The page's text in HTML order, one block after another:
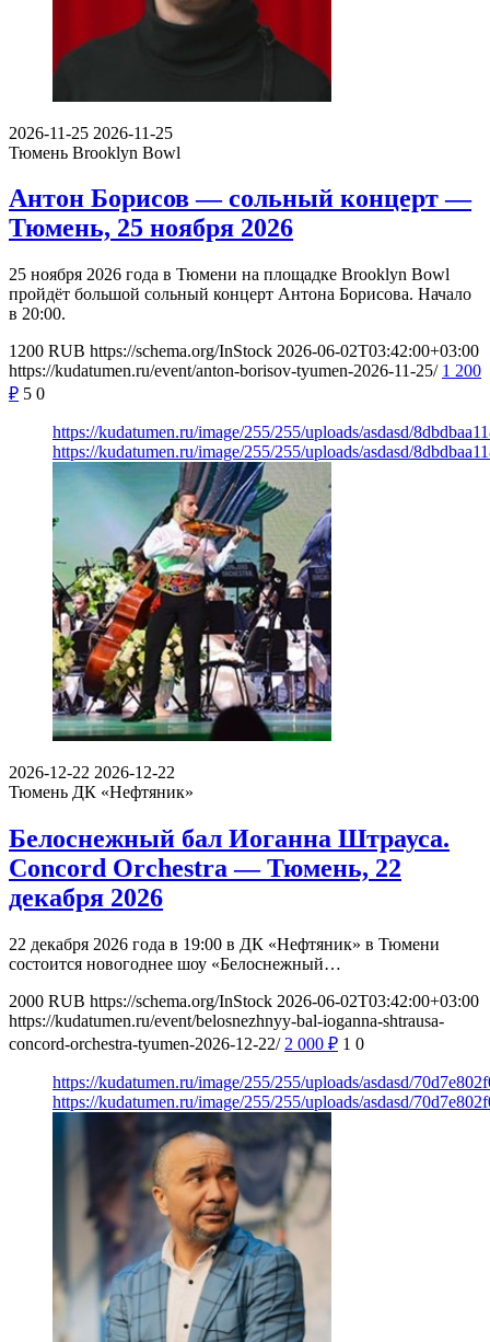
2026-11-25 2026-11-25
Тюмень Brooklyn Bowl
Антон Борисов — сольный концерт —
Тюмень, 25 ноября 2026
25 ноября 2026 года в Тюмени на площадке Brooklyn Bowl
пройдёт большой сольный концерт Антона Борисова. Начало
в 20:00.
1200 RUB https://schema.org/InStock 2026-06-02T03:42:00+03:00
https://kudatumen.ru/event/anton-borisov-tyumen-2026-11-25/ 1 200
₽ 5 0
https://kudatumen.ru/image/255/255/uploads/asdasd/
https://kudatumen.ru/image/255/255/uploads/asdasd/
2026-12-22 2026-12-22
Тюмень ДК «Нефтяник»
Белоснежный бал Иоганна Штрауса.
Concord Orchestra — Тюмень, 22
декабря 2026
22 декабря 2026 года в 19:00 в ДК «Нефтяник» в Тюмени
состоится новогоднее шоу «Белоснежный…
2000 RUB https://schema.org/InStock 2026-06-02T03:42:00+03:00
https://kudatumen.ru/event/belosnezhnyy-bal-ioganna-shtrausa-
concord-orchestra-tyumen-2026-12-22/ 2 000 ₽ 1 0
https://kudatumen.ru/image/255/255/uploads/asdasd/
https://kudatumen.ru/image/255/255/uploads/asdasd/